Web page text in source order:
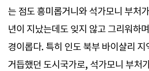
는 점도 흥미롭거니와 석가모니 부처
년이 지났는데도 잊지 않고 그리워하
경이롭다. 특히 인도 북부 바이샬리
거듭했던 도시국가로, 석가모니 부처